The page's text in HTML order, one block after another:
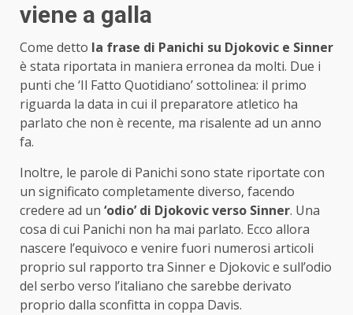
viene a galla
Come detto la frase di Panichi su Djokovic e Sinner
è stata riportata in maniera erronea da molti. Due i
punti che ‘Il Fatto Quotidiano’ sottolinea: il primo
riguarda la data in cui il preparatore atletico ha
parlato che non è recente, ma risalente ad un anno
fa.
Inoltre, le parole di Panichi sono state riportate con
un significato completamente diverso, facendo
credere ad un ‘odio’ di Djokovic verso Sinner. Una
cosa di cui Panichi non ha mai parlato. Ecco allora
nascere l’equivoco e venire fuori numerosi articoli
proprio sul rapporto tra Sinner e Djokovic e sull’odio
del serbo verso l’italiano che sarebbe derivato
proprio dalla sconfitta in coppa Davis.